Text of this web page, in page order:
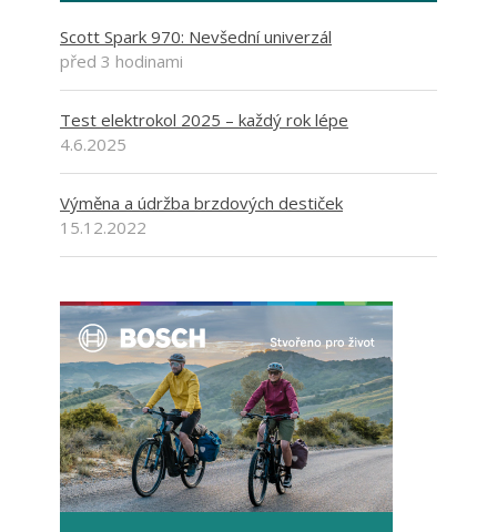
Scott Spark 970: Nevšední univerzál
před 3 hodinami
Test elektrokol 2025 – každý rok lépe
4.6.2025
Výměna a údržba brzdových destiček
15.12.2022